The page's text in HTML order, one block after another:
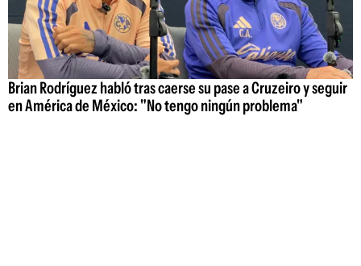
Brian Rodríguez habló tras caerse su pase a Cruzeiro y seguir
en América de México: "No tengo ningún problema"